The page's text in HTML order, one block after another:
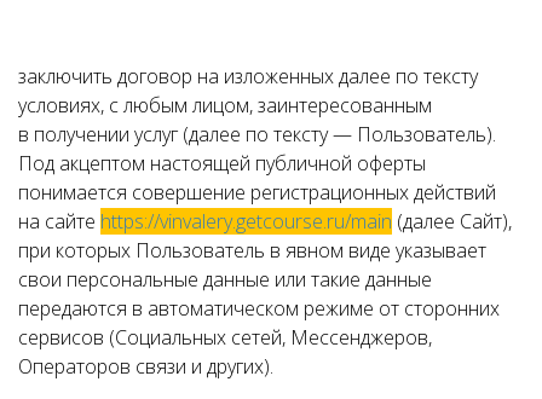
заключить договор на изложенных далее по тексту
условиях, с любым лицом, заинтересованным
в получении услуг (далее по тексту — Пользователь).
Под акцептом настоящей публичной оферты
понимается совершение регистрационных действий
на сайте https://vinvalery.getcourse.ru/main (далее Сайт),
при которых Пользователь в явном виде указывает
свои персональные данные или такие данные
передаются в автоматическом режиме от сторонних
сервисов (Социальных сетей, Мессенджеров,
Операторов связи и других).